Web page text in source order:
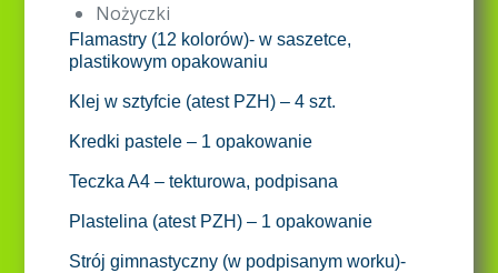
Nożyczki
Flamastry (12 kolorów)- w saszetce,
plastikowym opakowaniu
Klej w sztyfcie (atest PZH) – 4 szt.
Kredki pastele – 1 opakowanie
Teczka A4 – tekturowa, podpisana
Plastelina (atest PZH) – 1 opakowanie
Strój gimnastyczny (w podpisanym worku)-